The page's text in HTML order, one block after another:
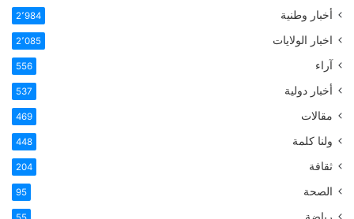
أخبار وطنية 2٬984
اخبار الولايات 2٬085
آراء 556
أخبار دولية 537
مقالات 469
ولنا كلمة 448
ثقافة 204
الصحة 95